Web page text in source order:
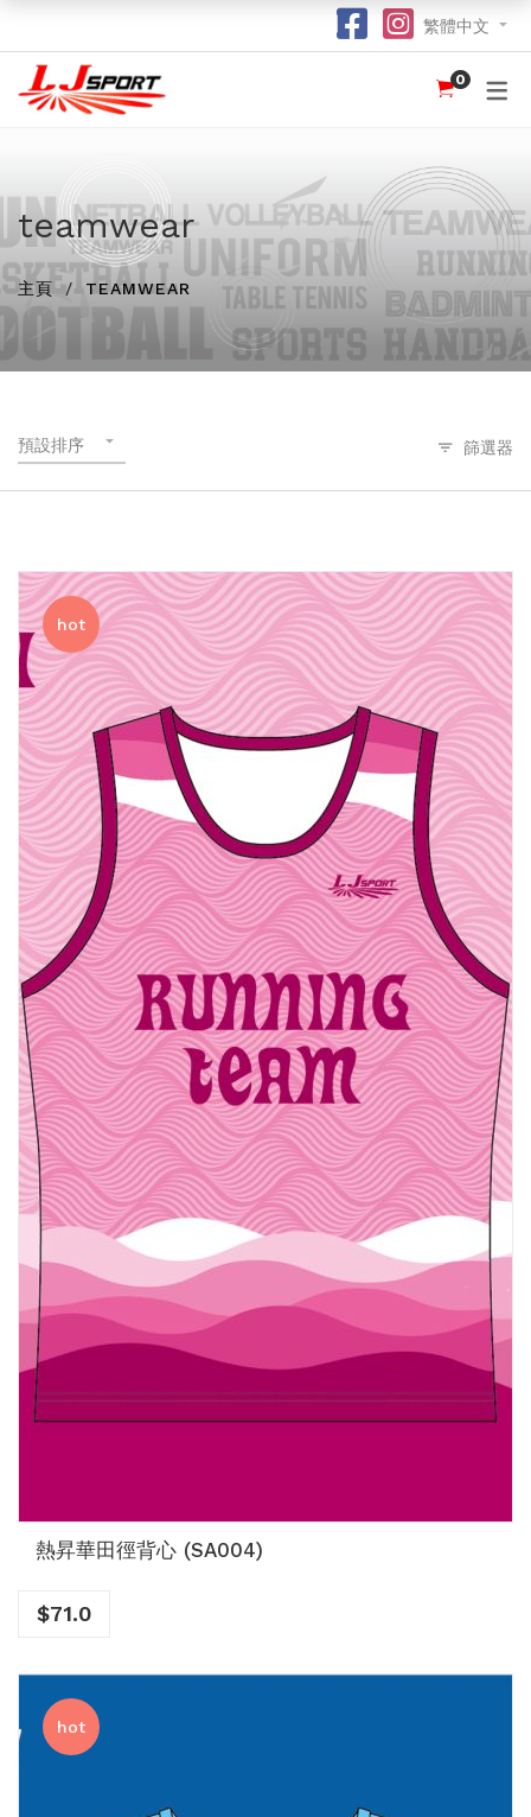
認識 LJ SPORT
為什麼選擇我們？
我們的客戶
球衣
籃球
跑步 / 田徑 hot
龍舟 hot
羽毛球 / 網球
保齡球
投球 (Netball)
飛盤 / 跳繩 new
棒球 new
瑜伽
團體服
POLO 恤
熱昇華服裝 hot
衛衣
下身
紀念品
熱昇華強力吸水毛巾
棒球帽
索繩袋
訂購指南
竹炭運動布功能
了解熱昇華印花 hot
常用字體
不同的服裝印刷方式及特點
尺寸表
訂購表格
繁體中文
0
teamwear
主頁 TEAMWEAR
預設排序 篩選器
hot
熱昇華田徑背心 (SA004)
$71.0
hot